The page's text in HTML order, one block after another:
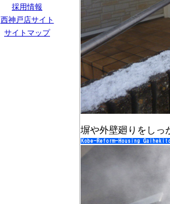
採用情報
西神戸店サイト
サイトマップ
塀や外壁廻りをしっ